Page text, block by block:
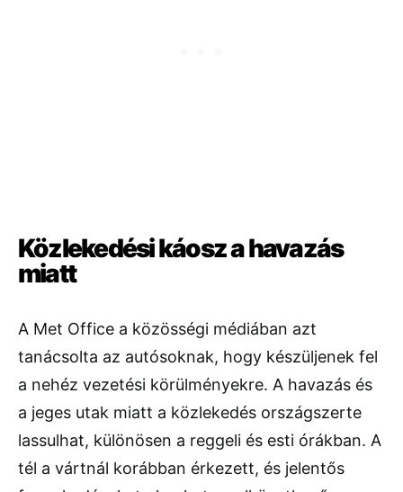
Közlekedési káosz a havazás
miatt
A Met Office a közösségi médiában azt
tanácsolta az autósoknak, hogy készüljenek fel
a nehéz vezetési körülményekre. A havazás és
a jeges utak miatt a közlekedés országszerte
lassulhat, különösen a reggeli és esti órákban. A
tél a vártnál korábban érkezett, és jelentős